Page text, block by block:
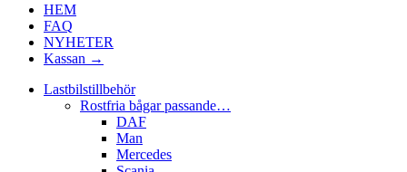
HEM
FAQ
NYHETER
Kassan →
Lastbilstillbehör
Rostfria bågar passande…
DAF
Man
Mercedes